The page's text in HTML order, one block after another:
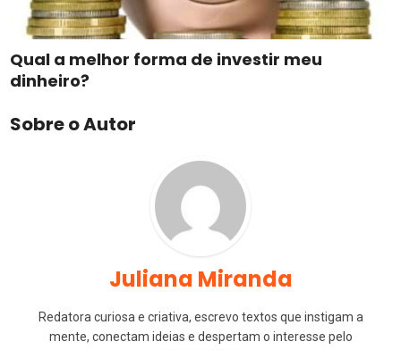
Qual a melhor forma de investir meu
dinheiro?
Sobre o Autor
Juliana Miranda
Redatora curiosa e criativa, escrevo textos que instigam a
mente, conectam ideias e despertam o interesse pelo